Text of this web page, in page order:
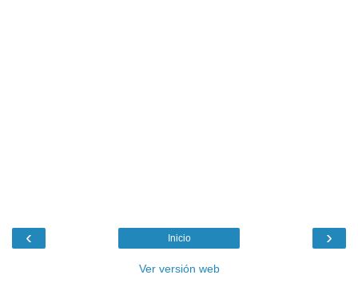
‹ ›
Inicio
Ver versión web